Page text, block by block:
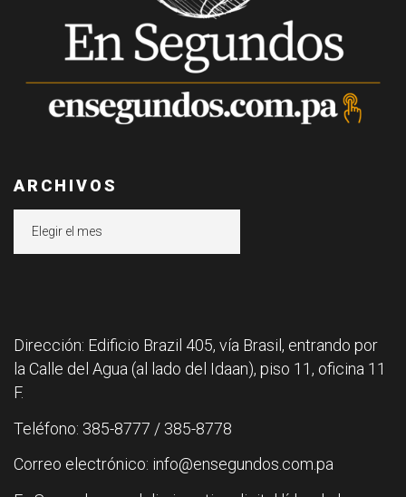
ARCHIVOS
Dirección: Edificio Brazil 405, vía Brasil, entrando por
la Calle del Agua (al lado del Idaan), piso 11, oficina 11
F.
Teléfono: 385-8777 / 385-8778
Correo electrónico: info@ensegundos.com.pa